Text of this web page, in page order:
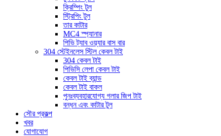
ক্রিম্পিং টুল
স্ট্রিপিং টুল
তার কাটার
MC4 স্প্যানার
পিভি ট্যাব ওয়্যার বাস বার
304 স্টেইনলেস স্টিল কেবল টাই
304 কেবল টাই
পিভিসি লেপা কেবল টাই
কেবল টাই ব্যান্ড
কেবল টাই বাকল
পুনঃব্যবহারযোগ্য গলার জিপ টাই
বন্ধন এবং কাটার টুল
সৌর প্রকল্প
খবর
যোগাযোগ